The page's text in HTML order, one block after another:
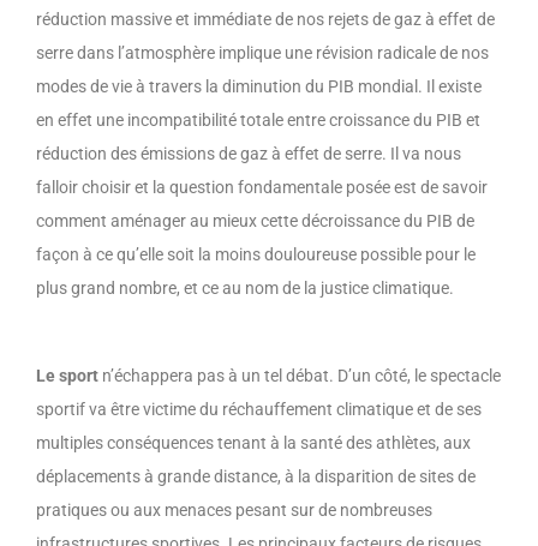
réduction massive et immédiate de nos rejets de gaz à effet de
serre dans l’atmosphère implique une révision radicale de nos
modes de vie à travers la diminution du PIB mondial. Il existe
en effet une incompatibilité totale entre croissance du PIB et
réduction des émissions de gaz à effet de serre. Il va nous
falloir choisir et la question fondamentale posée est de savoir
comment aménager au mieux cette décroissance du PIB de
façon à ce qu’elle soit la moins douloureuse possible pour le
plus grand nombre, et ce au nom de la justice climatique.
Le sport n’échappera pas à un tel débat. D’un côté, le spectacle
sportif va être victime du réchauffement climatique et de ses
multiples conséquences tenant à la santé des athlètes, aux
déplacements à grande distance, à la disparition de sites de
pratiques ou aux menaces pesant sur de nombreuses